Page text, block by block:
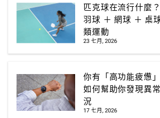
匹克球在流行什麼
羽球 ＋ 網球 ＋ 桌
類運動
23 七月, 2026
你有「高功能疲憊
如何幫助你發現異
況
17 七月, 2026